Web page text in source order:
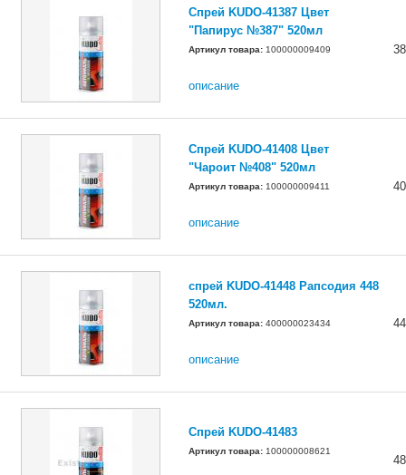
Спрей KUDO-41387 Цвет
"Папирус №387" 520мл
Артикул товара: 100000009409
описание
Спрей KUDO-41408 Цвет
"Чароит №408" 520мл
Артикул товара: 100000009411
описание
спрей KUDO-41448 Рапсодия 448
520мл.
Артикул товара: 400000023434
описание
Спрей KUDO-41483
Артикул товара: 100000008621